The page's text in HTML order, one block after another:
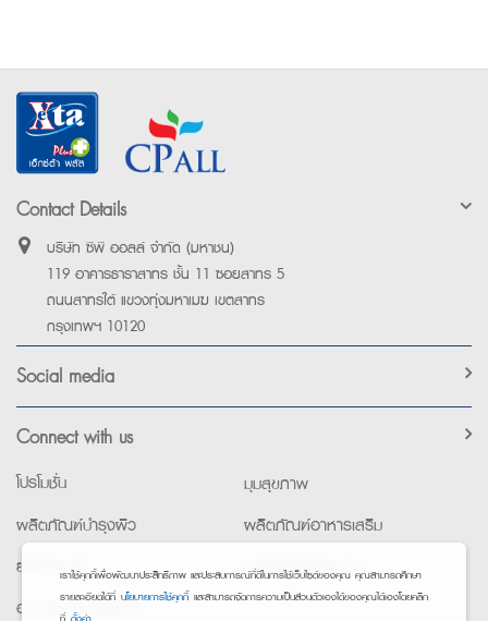
Contact Details
บริษัท ซีพี ออลล์ จำกัด (มหาชน)
119 อาคารธาราสาทร ชั้น 11 ซอยสาทร 5
ถนนสาทรใต้ แขวงทุ่งมหาเมฆ เขตสาทร
กรุงเทพฯ 10120
Social media
Connect with us
โปรโมชั่น
มุมสุขภาพ
ผลิตภัณฑ์บำรุงผิว
ผลิตภัณฑ์อาหารเสริม
ยาใช้เฉพาะที่
อุปกรณ์เพื่อสุขภาพ
อาหารทางการแพทย์
เราใช้คุกกี้เพื่อพัฒนาประสิทธิภาพ และประสบการณ์ที่ดีในการใช้เว็บไซต์ของคุณ คุณสามารถศึกษา
รายละเอียดได้ที่ นโยบายการใช้คุกกี้ และสามารถจัดการความเป็นส่วนตัวเองได้ของคุณได้เองโดยคลิก